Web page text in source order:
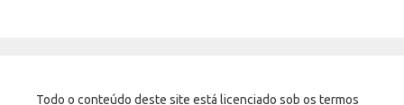
Todo o conteúdo deste site está licenciado sob os termos